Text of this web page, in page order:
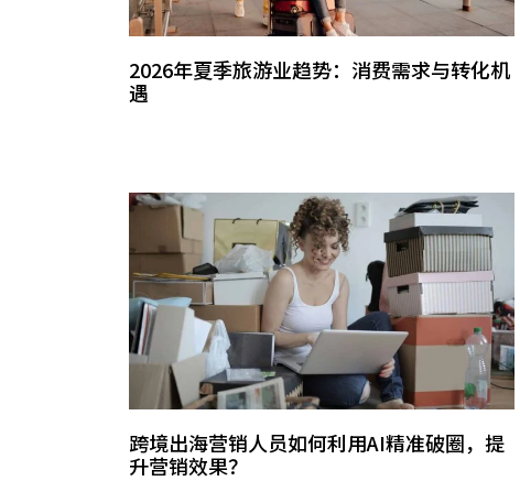
2026年夏季旅游业趋势：消费需求与转化机
遇
跨境出海营销人员如何利用AI精准破圈，提
升营销效果？